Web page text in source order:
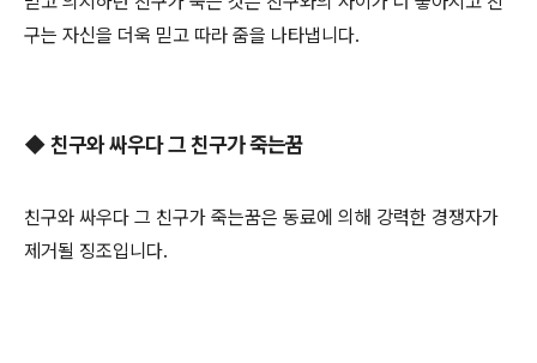
구는 자신을 더욱 믿고 따라 줌을 나타냅니다.
◆ 친구와 싸우다 그 친구가 죽는꿈
친구와 싸우다 그 친구가 죽는꿈은 동료에 의해 강력한 경쟁자가
제거될 징조입니다.